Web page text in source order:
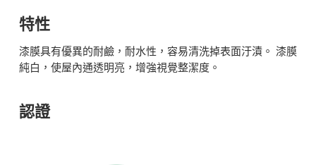
特性
漆膜具有優異的耐鹼，耐水性，容易清洗掉表面汙漬。 漆膜
純白，使屋內通透明亮，增強視覺整潔度。
認證